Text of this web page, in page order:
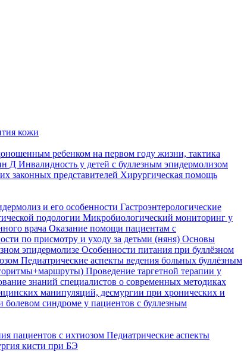
кожи
ребенком на первом году жизни, тактика
Д Инвалидность у детей с буллезным эпидермолизом
законных представителей Хирургическая помощь
и его особенности Гастроэнтерологические
подологии Микробиологический мониторинг у
врача Оказание помощи пациентам с
по присмотру и уходу за детьми (няня) Основы
эпидермолизе Особенности питания при буллёзном
Педиатрические аспекты ведения больных буллёзным
Проведение таргетной терапии у
знаний специалистов о современных методиках
манипуляций, десмургии при хронических и
болевом синдроме у пациентов с буллезным
пациентов с ихтиозом Педиатрические аспекты
кисти при БЭ